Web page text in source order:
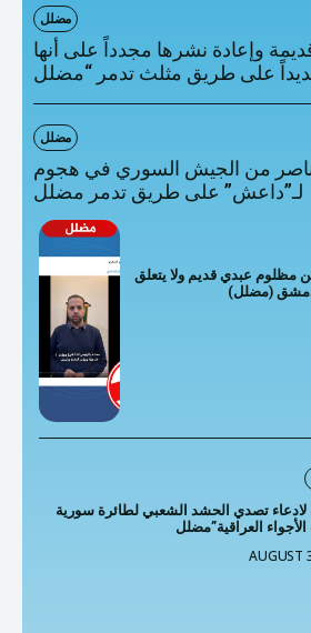
مضلل
وإعادة نشرها مجدداً على أنها
مضلل
عناصر من الجيش السوري في هجوم
لـ”داعش” على طريق تدمر مضلل
مظلوم عبدي قديم ولا يتعلق
دمشق (مضلل)
لادعاء تصدي الحشد الشعبي لطائرة سورية
AUGUST